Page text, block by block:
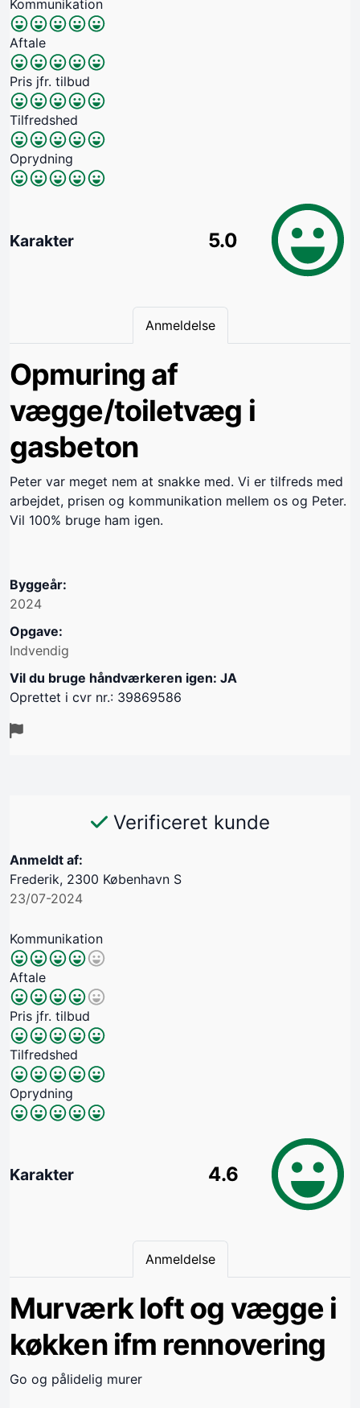
Kommunikation
Aftale
Pris jfr. tilbud
Tilfredshed
Oprydning
Karakter 5.0
Anmeldelse
Opmuring af
vægge/toiletvæg i
gasbeton
Peter var meget nem at snakke med. Vi er tilfreds med
arbejdet, prisen og kommunikation mellem os og Peter.
Vil 100% bruge ham igen.
Byggeår:
2024
Opgave:
Indvendig
Vil du bruge håndværkeren igen: JA
Oprettet i cvr nr.: 39869586
Verificeret kunde
Anmeldt af:
Frederik, 2300 København S
23/07-2024
Kommunikation
Aftale
Pris jfr. tilbud
Tilfredshed
Oprydning
Karakter 4.6
Anmeldelse
Murværk loft og vægge i
køkken ifm rennovering
Go og pålidelig murer